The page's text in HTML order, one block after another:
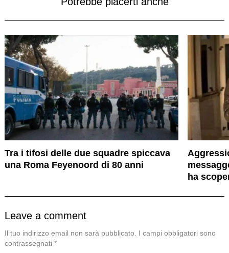
Tra i tifosi delle due squadre spiccava
una Roma Feyenoord di 80 anni
ha
Leave a comment
Il tuo indirizzo email non sarà pubblicato. I campi obbligatori sono
contrassegnati *